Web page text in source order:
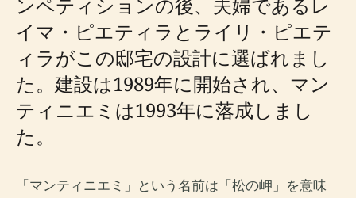
イマ・ピエティラとライリ・ピエテ
ィラがこの邸宅の設計に選ばれまし
た。建設は1989年に開始され、マン
ティニエミは1993年に落成しまし
た。
「マンティニエミ」という名前は「松の岬」を意味